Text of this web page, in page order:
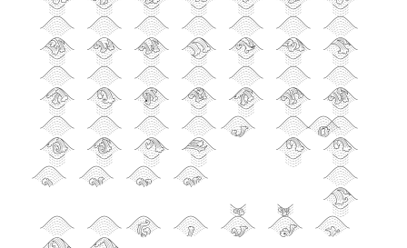
ฝ พ ฟ ภ ม ย ร
ล ว ศ ษ ส ห ฬ
อ ฮ ฯ ะ า ำ
โ